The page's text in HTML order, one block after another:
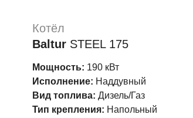
Котёл
Baltur STEEL 175
Мощность: 190 кВт
Исполнение: Наддувный
Вид топлива:Дизель/Газ
Тип крепления: Напольный